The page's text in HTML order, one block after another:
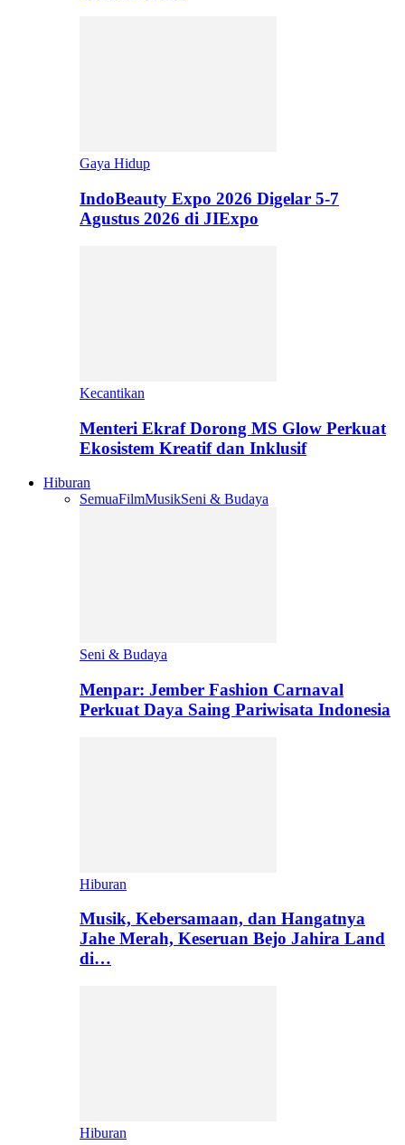
Gaya Hidup
IndoBeauty Expo 2026 Digelar 5-7
Agustus 2026 di JIExpo
Kecantikan
Menteri Ekraf Dorong MS Glow Perkuat
Ekosistem Kreatif dan Inklusif
Hiburan
SemuaFilmMusikSeni & Budaya
Seni & Budaya
Menpar: Jember Fashion Carnaval
Perkuat Daya Saing Pariwisata Indonesia
Hiburan
Musik, Kebersamaan, dan Hangatnya
Jahe Merah, Keseruan Bejo Jahira Land
di…
Hiburan